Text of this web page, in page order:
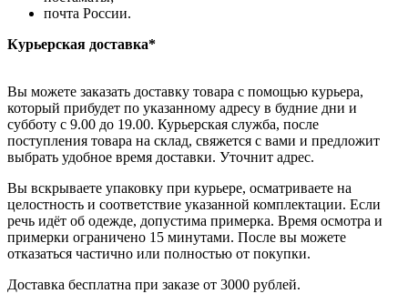
почта России.
Курьерская доставка*
Вы можете заказать доставку товара с помощью курьера,
который прибудет по указанному адресу в будние дни и
субботу с 9.00 до 19.00. Курьерская служба, после
поступления товара на склад, свяжется с вами и предложит
выбрать удобное время доставки. Уточнит адрес.
Вы вскрываете упаковку при курьере, осматриваете на
целостность и соответствие указанной комплектации. Если
речь идёт об одежде, допустима примерка. Время осмотра и
примерки ограничено 15 минутами. После вы можете
отказаться частично или полностью от покупки.
Доставка бесплатна при заказе от 3000 рублей.